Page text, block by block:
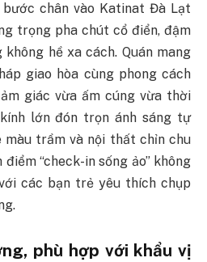
chân vào Katinat Đà Lạt
trọng pha chút cổ điển, đậm
hề xa cách. Quán mang
giao hòa cùng phong cách
giác vừa ấm cúng vừa thời
lớn đón trọn ánh sáng tự
màu trầm và nội thất chỉn chu
“check-in sống ảo” không
các bạn trẻ yêu thích chụp
phù hợp với khẩu vị